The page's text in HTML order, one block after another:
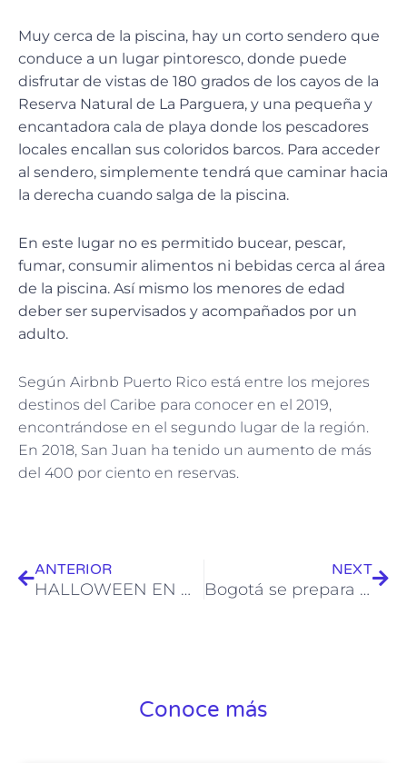
Muy cerca de la piscina, hay un corto sendero que
conduce a un lugar pintoresco, donde puede
disfrutar de vistas de 180 grados de los cayos de la
Reserva Natural de La Parguera, y una pequeña y
encantadora cala de playa donde los pescadores
locales encallan sus coloridos barcos. Para acceder
al sendero, simplemente tendrá que caminar hacia
la derecha cuando salga de la piscina.
En este lugar no es permitido bucear, pescar,
fumar, consumir alimentos ni bebidas cerca al área
de la piscina. Así mismo los menores de edad
deber ser supervisados y acompañados por un
adulto.
Según Airbnb Puerto Rico está entre los mejores
destinos del Caribe para conocer en el 2019,
encontrándose en el segundo lugar de la región.
En 2018, San Juan ha tenido un aumento de más
del 400 por ciento en reservas.
ANTERIOR
HALLOWEEN EN MIAMI
NEXT
Bogotá se prepara para Chocoshow
Conoce más